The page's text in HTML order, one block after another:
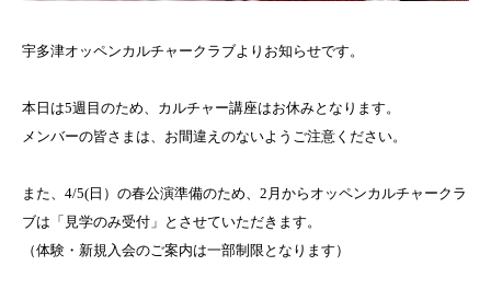
宇多津オッペンカルチャークラブよりお知らせです。
本日は5週目のため、カルチャー講座はお休みとなります。
メンバーの皆さまは、お間違えのないようご注意ください。
また、4/5(日）の春公演準備のため、2月からオッペンカルチャークラ
ブは「見学のみ受付」とさせていただきます。
（体験・新規入会のご案内は一部制限となります）